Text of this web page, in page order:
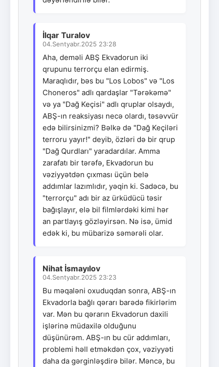
İlqar Turalov
04.Sentyabr.2025 23:28
Aha, deməli ABŞ Ekvadorun iki
qrupunu terrorçu elan edirmiş.
Maraqlıdır, bəs bu "Los Lobos" və "Los
Choneros" adlı qardaşlar "Tərəkəmə"
və ya "Dağ Keçisi" adlı qruplar olsaydı,
ABŞ-ın reaksiyası necə olardı, təsəvvür
edə bilirsinizmi? Bəlkə də "Dağ Keçiləri
terroru yayır!" deyib, özləri də bir qrup
"Dağ Qurdları" yaradardılar. Amma
zarafatı bir tərəfə, Ekvadorun bu
vəziyyətdən çıxması üçün belə
addımlar lazımlıdır, yəqin ki. Sadəcə, bu
"terrorçu" adı bir az ürküdücü təsir
bağışlayır, elə bil filmlərdəki kimi hər
an partlayış gözləyirsən. Nə isə, ümid
edək ki, bu mübarizə səmərəli olar.
Nihat İsmayılov
04.Sentyabr.2025 23:23
Bu məqaləni oxuduqdan sonra, ABŞ-ın
Ekvadorla bağlı qərarı barədə fikirlərim
var. Mən bu qərarın Ekvadorun daxili
işlərinə müdaxilə olduğunu
düşünürəm. ABŞ-ın bu cür addımları,
problemi həll etməkdən çox, vəziyyəti
daha da gərginləşdirə bilər. Məncə, bu